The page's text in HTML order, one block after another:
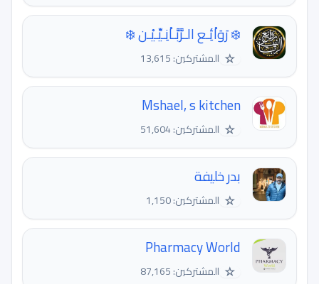
❄️ رَوَاْئِـع الـرَّبَّـاْنِـيِّـيْـن ❄️
☆ المشتركين: 13,615
Mshael, s kitchen
☆ المشتركين: 51,604
بدر خليفة
☆ المشتركين: 1,150
Pharmacy World
☆ المشتركين: 87,165